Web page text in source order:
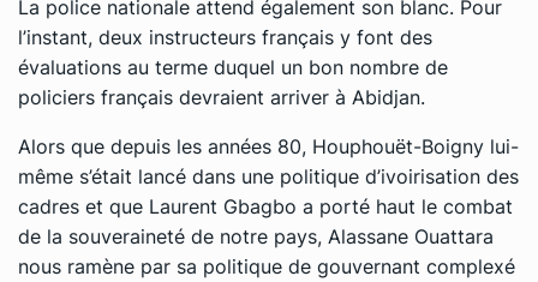
La police nationale attend également son blanc. Pour
l’instant, deux instructeurs français y font des
évaluations au terme duquel un bon nombre de
policiers français devraient arriver à Abidjan.
Alors que depuis les années 80, Houphouët-Boigny lui-
même s’était lancé dans une politique d’ivoirisation des
cadres et que Laurent Gbagbo a porté haut le combat
de la souveraineté de notre pays, Alassane Ouattara
nous ramène par sa politique de gouvernant complexé